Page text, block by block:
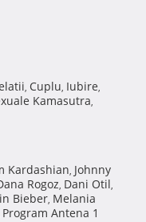
, Cuplu, Iubire,
Kamasutra,
Kardashian, Johnny
Rogoz, Dani Otil,
Bieber, Melania
Program Antena 1